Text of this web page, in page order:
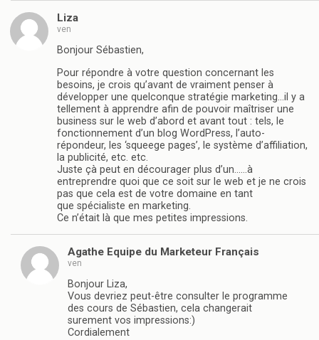
Liza
ven
Bonjour Sébastien,
Pour répondre à votre question concernant les
besoins, je crois qu’avant de vraiment penser à
développer une quelconque stratégie marketing…il y a
tellement à apprendre afin de pouvoir maîtriser une
business sur le web d’abord et avant tout : tels, le
fonctionnement d’un blog WordPress, l’auto-
répondeur, les ‘squeege pages’, le système d’affiliation,
la publicité, etc. etc.
Juste çà peut en décourager plus d’un……à
entreprendre quoi que ce soit sur le web et je ne crois
pas que cela est de votre domaine en tant
que spécialiste en marketing.
Ce n’était là que mes petites impressions.
Agathe Equipe du Marketeur Français
ven
Bonjour Liza,
Vous devriez peut-être consulter le programme
des cours de Sébastien, cela changerait
surement vos impressions:)
Cordialement